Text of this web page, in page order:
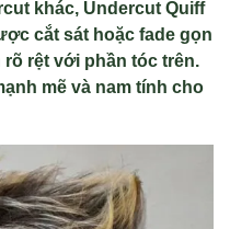
khác, Undercut Quiff
cắt sát hoặc fade gọn
rệt với phần tóc trên.
mẽ và nam tính cho